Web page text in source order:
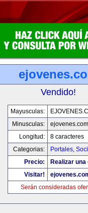
Vendido!
Mayusculas:
Minusculas:
ejovenes.com
Longitud:
8 caracteres
Categorias:
Portales,
Precio:
Realizar
Visitar!
Serán consideradas